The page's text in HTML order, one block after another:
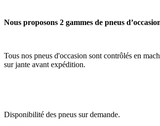
Nous proposons 2 gammes de pneus
Tous nos pneus d'occasion sont contrôlés en
sur jante avant expédition.
Disponibilité des pneus sur demande.